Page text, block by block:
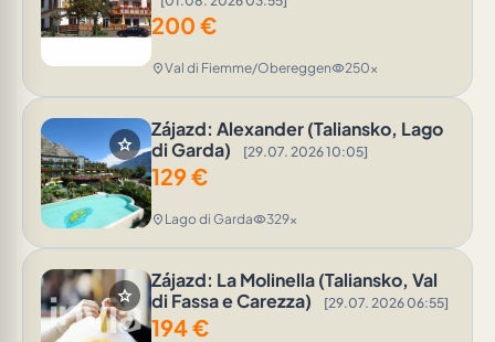
200 €
location_onVal di Fiemme/Obereggenvisibility250x
star
Zájazd: Alexander (Taliansko, Lago
di Garda)
[29.07. 2026 10:05]
129€
location_on Lago di Gardavisibility329x
star
Zájazd: La Molinella (Taliansko, Val
di Fassa e Carezza)
[29.07. 2026 06:55]
194€